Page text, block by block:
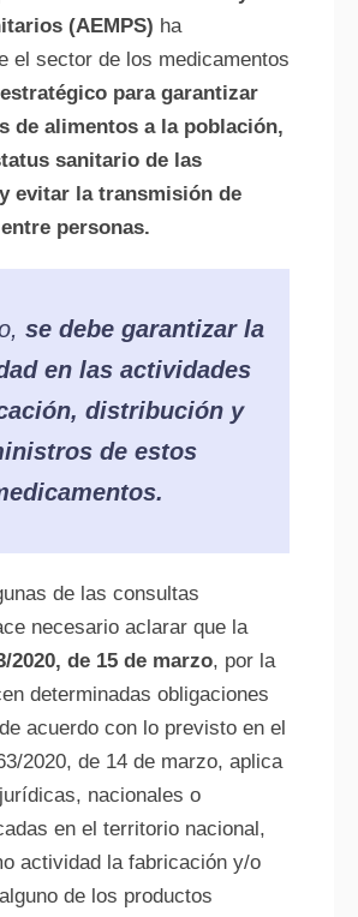
(AEMPS) ha
el sector de los medicamentos
estratégico para garantizar
de alimentos a la población,
sanitario de las
evitar la transmisión de
personas.
se debe garantizar la
en las actividades
distribución y
de estos
de las consultas
necesario aclarar que la
2020, de 15 de marzo, por la
determinadas obligaciones
acuerdo con lo previsto en el
2020, de 14 de marzo, aplica
nacionales o
en el territorio nacional,
actividad la fabricación y/o
de los productos